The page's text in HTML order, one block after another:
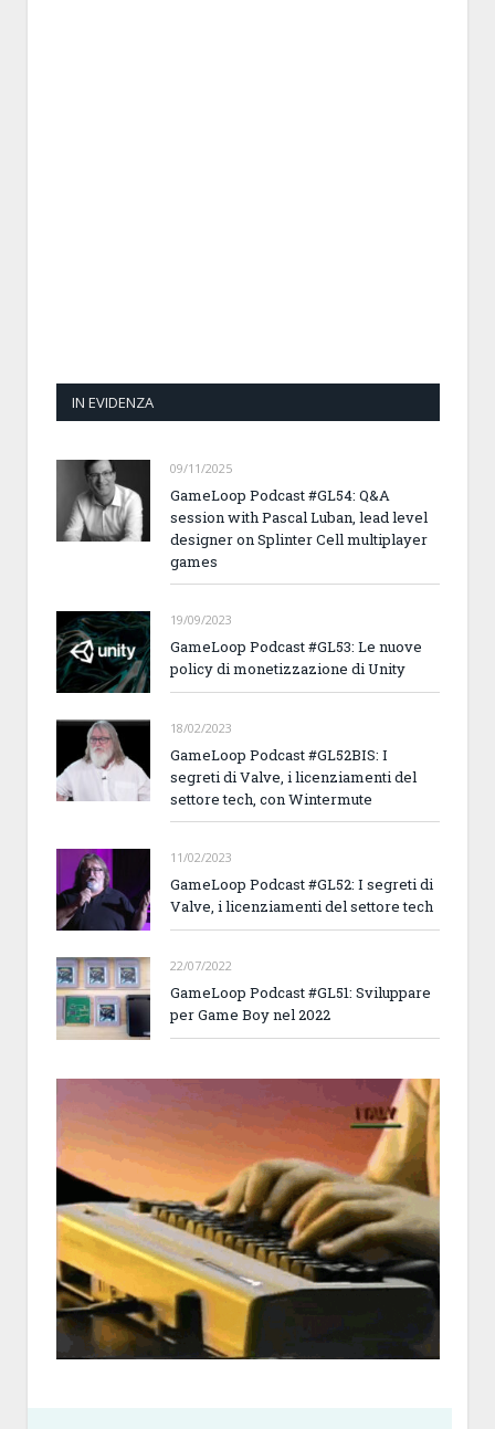
IN EVIDENZA
09/11/2025
GameLoop Podcast #GL54: Q&A
session with Pascal Luban, lead level
designer on Splinter Cell multiplayer
games
19/09/2023
GameLoop Podcast #GL53: Le nuove
policy di monetizzazione di Unity
18/02/2023
GameLoop Podcast #GL52BIS: I
segreti di Valve, i licenziamenti del
settore tech, con Wintermute
11/02/2023
GameLoop Podcast #GL52: I segreti di
Valve, i licenziamenti del settore tech
22/07/2022
GameLoop Podcast #GL51: Sviluppare
per Game Boy nel 2022